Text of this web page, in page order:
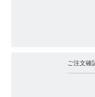
ご注文確